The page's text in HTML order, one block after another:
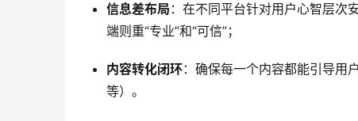
信息差布局 ：在不同平台针对用户心智层次
端则重“专业”和“可信”；
内容转化闭环：确保每一个内容都能引导用
等）。